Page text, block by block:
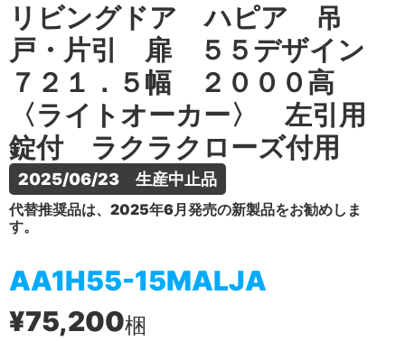
リビングドア ハピア 吊
戸・片引 扉 ５５デザイン
７２１．５幅 ２０００高
〈ライトオーカー〉 左引用
錠付 ラクラクローズ付用
2025/06/23　生産中止品
代替推奨品は、2025年6月発売の新製品をお勧めしま
す。
AA1H55-15MALJA
¥75,200梱